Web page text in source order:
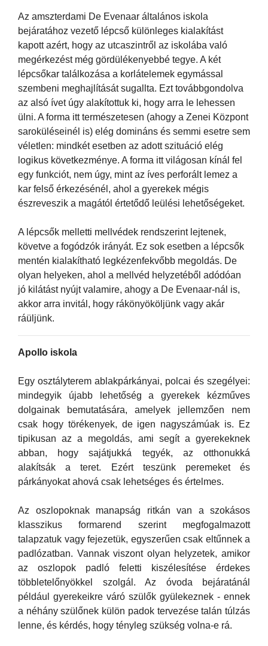
Az amszterdami De Evenaar általános iskola
bejáratához vezető lépcső különleges kialakítást
kapott azért, hogy az utcaszintről az iskolába való
megérkezést még gördülékenyebbé tegye. A két
lépcsőkar találkozása a korlátelemek egymással
szembeni meghajlítását sugallta. Ezt továbbgondolva
az alsó ívet úgy alakítottuk ki, hogy arra le lehessen
ülni. A forma itt természetesen (ahogy a Zenei Központ
saroküléseinél is) elég domináns és semmi esetre sem
véletlen: mindkét esetben az adott szituáció elég
logikus következménye. A forma itt világosan kínál fel
egy funkciót, nem úgy, mint az íves perforált lemez a
kar felső érkezésénél, ahol a gyerekek mégis
észreveszik a magától értetődő leülési lehetőségeket.
A lépcsők melletti mellvédek rendszerint lejtenek,
követve a fogódzók irányát. Ez sok esetben a lépcsők
mentén kialakítható legkézenfekvőbb megoldás. De
olyan helyeken, ahol a mellvéd helyzetéből adódóan
jó kilátást nyújt valamire, ahogy a De Evenaar-nál is,
akkor arra invitál, hogy rákönyököljünk vagy akár
ráüljünk.
Apollo iskola
Egy osztályterem ablakpárkányai, polcai és szegélyei:
mindegyik újabb lehetőség a gyerekek kézműves
dolgainak bemutatására, amelyek jellemzően nem
csak hogy törékenyek, de igen nagyszámúak is. Ez
tipikusan az a megoldás, ami segít a gyerekeknek
abban, hogy sajátjukká tegyék, az otthonukká
alakítsák a teret. Ezért teszünk peremeket és
párkányokat ahová csak lehetséges és értelmes.
Az oszlopoknak manapság ritkán van a szokásos
klasszikus formarend szerint megfogalmazott
talapzatuk vagy fejezetük, egyszerűen csak eltűnnek a
padlózatban. Vannak viszont olyan helyzetek, amikor
az oszlopok padló feletti kiszélesítése érdekes
többletelőnyökkel szolgál. Az óvoda bejáratánál
például gyerekeikre váró szülők gyülekeznek - ennek
a néhány szülőnek külön padok tervezése talán túlzás
lenne, és kérdés, hogy tényleg szükség volna-e rá.